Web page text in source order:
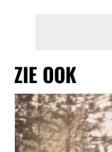
ZIE OOK